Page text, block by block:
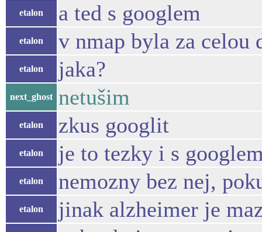
etalon a ted s googlem
etalon v nmap byla za celou
etalon jaka?
next_ghost netušim
etalon zkus googlit
etalon je to tezky i s
etalon nemozny bez nej,
etalon jinak alzheimer je